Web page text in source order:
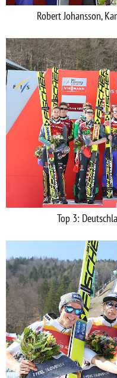
Robert Johansson,
Top 3: